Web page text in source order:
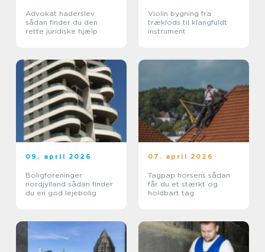
Advokat haderslev
sådan finder du den
rette juridiske hjælp
Violin bygning fra
træklods til klangfuldt
instrument
09. april 2026
Boligforeninger
nordjylland sådan finder
du en god lejebolig
07. april 2026
Tagpap horsens sådan
får du et stærkt og
holdbart tag